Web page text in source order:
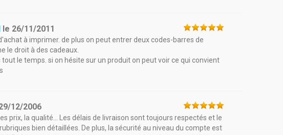
le 26/11/2011
à imprimer. de plus on peut entrer deux codes-barres de
le droit à des cadeaux.
le temps. si on hésite sur un produit on peut voir ce qui convient
12/2006
prix, la qualité... Les délais de livraison sont toujours respectés et le
bien détaillées. De plus, la sécurité au niveau du compte est